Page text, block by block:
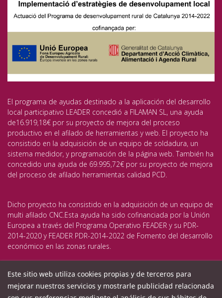
Este sitio web utiliza cookies propias y de terceros para
mejorar nuestros servicios y mostrarle publicidad relacionada
El programa de ayudas destinado a la aplicación del desarrollo
local participativo LEADER concedió a FILAMAN SL, una ayuda
de16.919,18€ por su proyecto de mejora del proceso
productivo en el afilado de herramientas y web. El proyecto ha
consistido en la adquisición de un equipo de soldadura, un
sistema medidor, y programación de la página web. También ha
concedido una ayuda de 69.995,72€ por su proyecto de mejora
del proceso de afilado herramientas calidad PCD.
Dicho proyecto ha consistido en la adquisición de un equipo de
multi afilado CNC.Esta ayuda ha sido cofinanciada por la Unión
Europea a través del Programa Operativo FEADER y su PDR-
2014-2020 y FEADER PDR-2014-2022 de Fomento del desarrollo
económico en las zonas rurales.
Las actuaciones realizadas han permitido aumentar la
capacidad productiva, avanzar en las nuevas tecnologías y